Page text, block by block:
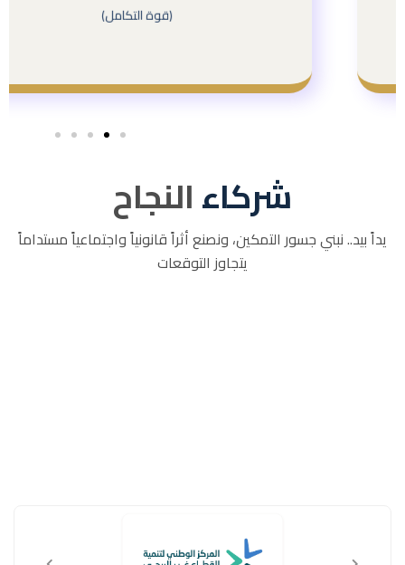
(قوة التكامل)
شركاءالنجاح
يداً بيد.. نبني جسور التمكين، ونصنع أثراً قانونياً واجتماعياً مستداماً
يتجاوز التوقعات